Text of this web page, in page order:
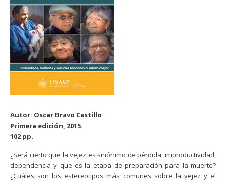
Autor: Oscar Bravo Castillo
Primera edición, 2015.
102 pp.
¿Será cierto que la vejez es sinónimo de pérdida, improductividad,
dependencia y que es la etapa de preparación para la muerte?
¿Cuáles son los estereotipos más comunes sobre la vejez y el